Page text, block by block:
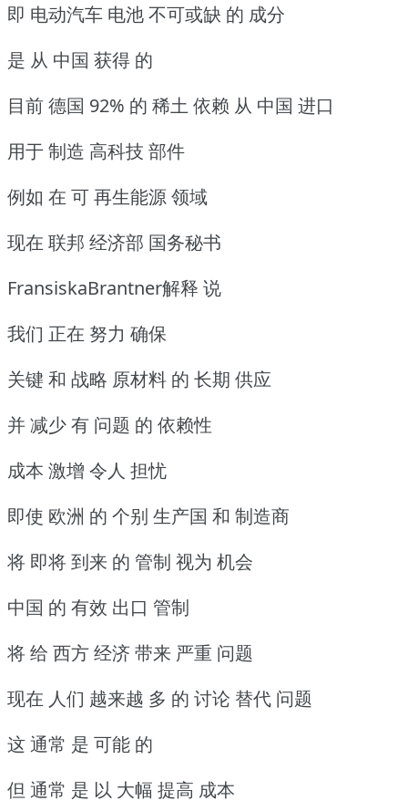
即 电动汽车 电池 不可或缺 的 成分
是 从 中国 获得 的
目前 德国 92% 的 稀土 依赖 从 中国 进口
用于 制造 高科技 部件
例如 在 可 再生能源 领域
现在 联邦 经济部 国务秘书
FransiskaBrantner解释 说
我们 正在 努力 确保
关键 和 战略 原材料 的 长期 供应
并 减少 有 问题 的 依赖性
成本 激增 令人 担忧
即使 欧洲 的 个别 生产国 和 制造商
将 即将 到来 的 管制 视为 机会
中国 的 有效 出口 管制
将 给 西方 经济 带来 严重 问题
现在 人们 越来越 多 的 讨论 替代 问题
这 通常 是 可能 的
但 通常 是 以 大幅 提高 成本